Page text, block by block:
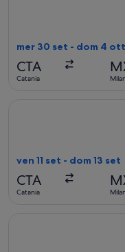
mer 30 set - dom 4 ott
CTA
Catania
ven 11 set - dom 13 set
CTA
Catania